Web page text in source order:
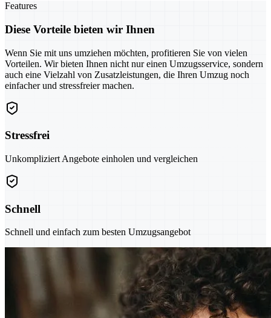
Features
Diese Vorteile bieten wir Ihnen
Wenn Sie mit uns umziehen möchten, profitieren Sie von vielen
Vorteilen. Wir bieten Ihnen nicht nur einen Umzugsservice, sondern
auch eine Vielzahl von Zusatzleistungen, die Ihren Umzug noch
einfacher und stressfreier machen.
Stressfrei
Unkompliziert Angebote einholen und vergleichen
Schnell
Schnell und einfach zum besten Umzugsangebot